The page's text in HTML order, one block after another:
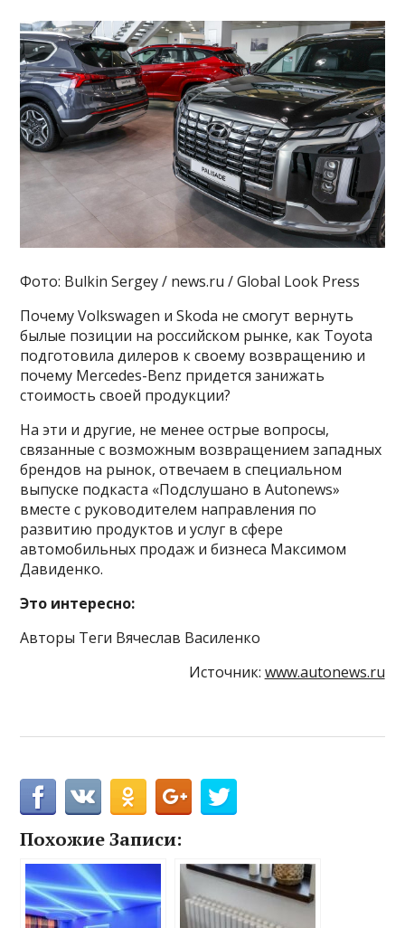
Фото: Bulkin Sergey / news.ru / Global Look Press
Почему Volkswagen и Skoda не смогут вернуть
былые позиции на российском рынке, как Toyota
подготовила дилеров к своему возвращению и
почему Mercedes-Benz придется занижать
стоимость своей продукции?
На эти и другие, не менее острые вопросы,
связанные с возможным возвращением западных
брендов на рынок, отвечаем в специальном
выпуске подкаста «Подслушано в Autonews»
вместе с руководителем направления по
развитию продуктов и услуг в сфере
автомобильных продаж и бизнеса Максимом
Давиденко.
Это интересно:
Авторы Теги Вячеслав Василенко
Источник: www.autonews.ru
Похожие Записи: